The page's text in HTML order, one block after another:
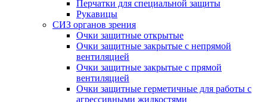
Перчатки для специальной защиты
Рукавицы
СИЗ органов зрения
Очки защитные открытые
Очки защитные закрытые с непрямой
вентиляцией
Очки защитные закрытые с прямой
вентиляцией
Очки защитные герметичные для работы с
агрессивными жидкостями